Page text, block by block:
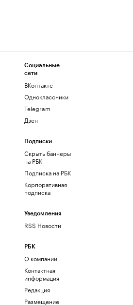
Социальные
сети
ВКонтакте
Одноклассники
Telegram
Дзен
Подписки
Скрыть баннеры
на РБК
Подписка на РБК
Корпоративная
подписка
Уведомления
RSS Новости
РБК
О компании
Контактная
информация
Редакция
Размещение